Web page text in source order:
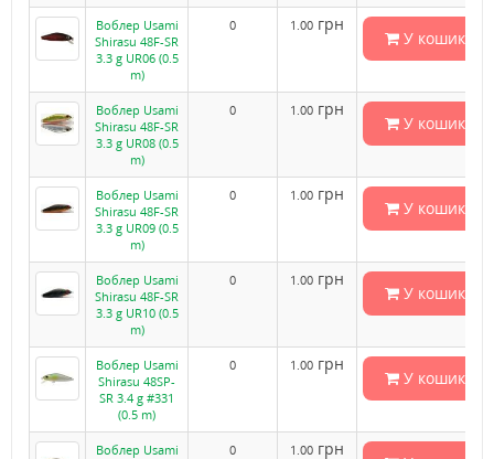
Воблер Usami
Shirasu 48F-SR
3.3 g UR06 (0.5
m)
0 1.00 грн
У кошик
Воблер Usami
Shirasu 48F-SR
3.3 g UR08 (0.5
m)
0 1.00 грн
У кошик
Воблер Usami
Shirasu 48F-SR
3.3 g UR09 (0.5
m)
0 1.00 грн
У кошик
Воблер Usami
Shirasu 48F-SR
3.3 g UR10 (0.5
m)
0 1.00 грн
У кошик
Воблер Usami
Shirasu 48SP-
SR 3.4 g #331
(0.5 m)
0 1.00 грн
У кошик
Воблер Usami
0 1.00 грн